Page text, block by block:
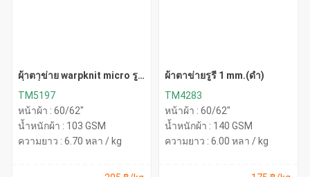
ผ้าตาข่าย warpknit micro รู
TM5197
หน้าผ้า : 60/62"
น้ำหนักผ้า : 103 GSM
ความยาว : 6.70 หลา / kg
ผ้าตาข่ายรูรี 1 mm.(ดำ)
TM4283
หน้าผ้า : 60/62"
น้ำหนักผ้า : 140 GSM
ความยาว : 6.00 หลา / kg